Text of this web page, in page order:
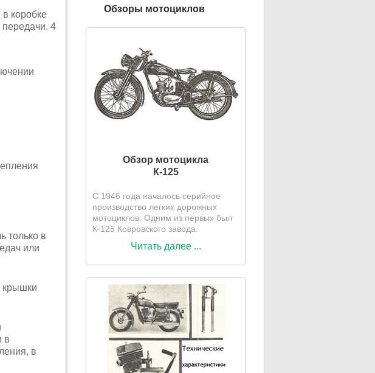
коробке
4
только в
или
крышки
в
в
Обзоры мотоциклов
Обзор мотоцикла
К-125
С 1946 года началось серийное
производство легких дорожных
мотоциклов. Одним из первых был
К-125 Ковровского завода.
Читать далее ...